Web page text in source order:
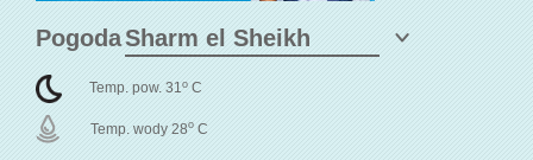
Pogoda
Temp. pow. 31o C
Temp. wody 28o C